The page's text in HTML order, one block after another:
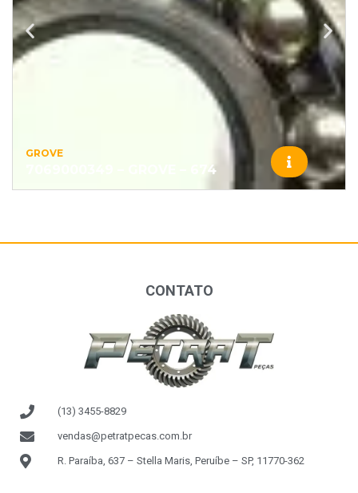
GROVE
7069000349 – GROVE – 674
CONTATO
(13) 3455-8829
vendas@petratpecas.com.br
R. Paraíba, 637 – Stella Maris, Peruíbe – SP, 11770-362